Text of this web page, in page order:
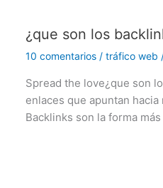
¿que son los
10 comentarios / tráfico web
Spread the love¿que son
enlaces que apuntan hacia
Backlinks son la forma